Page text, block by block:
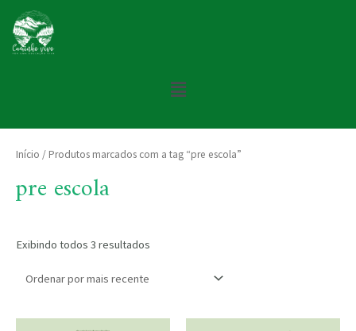
Início / Produtos marcados com a tag “pre escola”
pre escola
Exibindo todos 3 resultados